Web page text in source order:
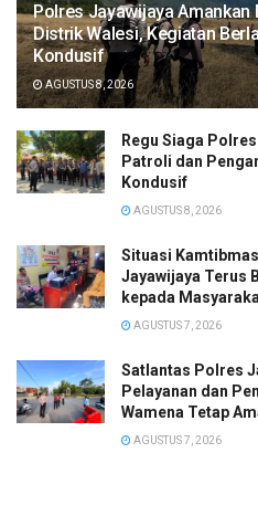
Polres Jayawijaya Amankan
Distrik Walesi, Kegiatan
Kondusif
AGUSTUS 8, 2026
Regu Siaga
Patroli dan
Kondusif
AGUSTUS 8, 2026
Situasi
Jayawijaya Terus
kepada
AGUSTUS 7, 2026
Satlantas Polres
Pelayanan dan
Wamena Tetap
AGUSTUS 7, 2026